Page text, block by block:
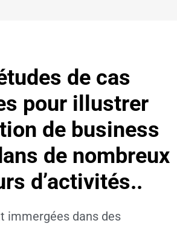
de cas
pour illustrer
de business
de nombreux
d’activités..
immergées dans des